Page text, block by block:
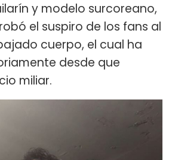
y modelo surcoreano,
el suspiro de los fans al
cuerpo, el cual ha
desde que
miliar.